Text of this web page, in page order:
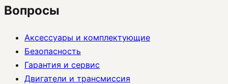
Вопросы
Аксессуары и комплектующие
Безопасность
Гарантия и сервис
Двигатели и трансмиссия